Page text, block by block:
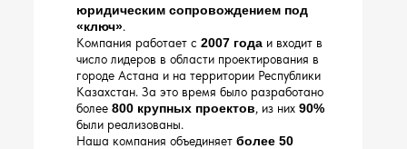
юридическим сопровождением под
«ключ».
Компания работает с 2007 года и входит в
число лидеров в области проектирования в
городе Астана и на территории Республики
Казахстан. За это время было разработано
более 800 крупных проектов, из них 90%
были реализованы.
Наша компания объединяет более 50